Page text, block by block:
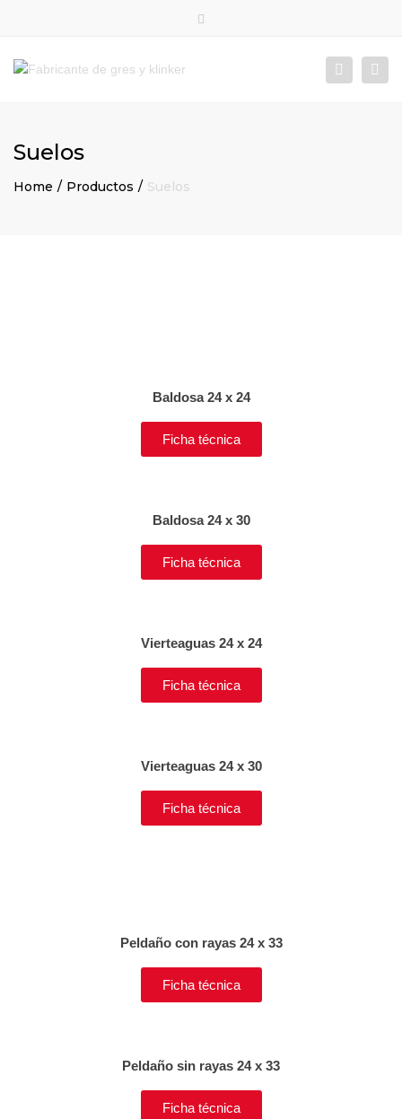
Search
Suelos
Home Productos Suelos
Baldosa 24 x 24
Ficha técnica
Baldosa 24 x 30
Ficha técnica
Vierteaguas 24 x 24
Ficha técnica
Vierteaguas 24 x 30
Ficha técnica
Peldaño con rayas 24 x 33
Ficha técnica
Peldaño sin rayas 24 x 33
Ficha técnica